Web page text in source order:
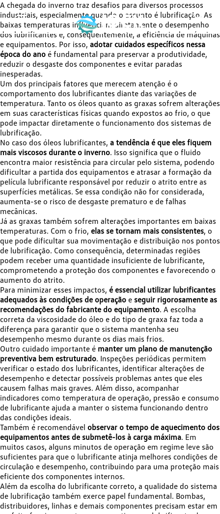
A chegada do inverno traz desafios para diversos processos
industriais, especialmente quando o assunto é lubrificação. As
baixas temperaturas influenciam diretamente o desempenho
dos lubrificantes e, consequentemente, a eficiência de máquinas
e equipamentos. Por isso, adotar cuidados específicos nessa
época do ano é fundamental para preservar a produtividade,
reduzir o desgaste dos componentes e evitar paradas
inesperadas.
Um dos principais fatores que merecem atenção é o
comportamento dos lubrificantes diante das variações de
temperatura. Tanto os óleos quanto as graxas sofrem alterações
em suas características físicas quando expostos ao frio, o que
pode impactar diretamente o funcionamento dos sistemas de
lubrificação.
No caso dos óleos lubrificantes, a tendência é que eles fiquem
mais viscosos durante o inverno. Isso significa que o fluido
encontra maior resistência para circular pelo sistema, podendo
dificultar a partida dos equipamentos e atrasar a formação da
película lubrificante responsável por reduzir o atrito entre as
superfícies metálicas. Se essa condição não for considerada,
aumenta-se o risco de desgaste prematuro e de falhas
mecânicas.
Já as graxas também sofrem alterações importantes em baixas
temperaturas. Com o frio, elas se tornam mais consistentes, o
que pode dificultar sua movimentação e distribuição nos pontos
de lubrificação. Como consequência, determinadas regiões
podem receber uma quantidade insuficiente de lubrificante,
comprometendo a proteção dos componentes e favorecendo o
aumento do atrito.
Para minimizar esses impactos, é essencial utilizar lubrificantes
adequados às condições de operação e seguir rigorosamente as
recomendações do fabricante do equipamento. A escolha
correta da viscosidade do óleo e do tipo de graxa faz toda a
diferença para garantir que o sistema mantenha seu
desempenho mesmo durante os dias mais frios.
Outro cuidado importante é manter um plano de manutenção
preventiva bem estruturado. Inspeções periódicas permitem
verificar o estado dos lubrificantes, identificar alterações de
desempenho e detectar possíveis problemas antes que eles
causem falhas mais graves. Além disso, acompanhar
indicadores como temperatura de operação, pressão e consumo
de lubrificante ajuda a manter o sistema funcionando dentro
das condições ideais.
Também é recomendável observar o tempo de aquecimento dos
equipamentos antes de submetê-los à carga máxima. Em
muitos casos, alguns minutos de operação em regime leve são
suficientes para que o lubrificante atinja melhores condições de
circulação e desempenho, contribuindo para uma proteção mais
eficiente dos componentes internos.
Além da escolha do lubrificante correto, a qualidade do sistema
de lubrificação também exerce papel fundamental. Bombas,
distribuidores, linhas e demais componentes precisam estar em